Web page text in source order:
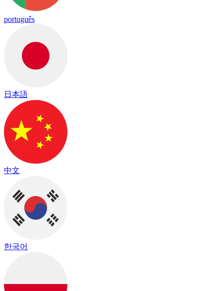
português
日本語
中文
한국어